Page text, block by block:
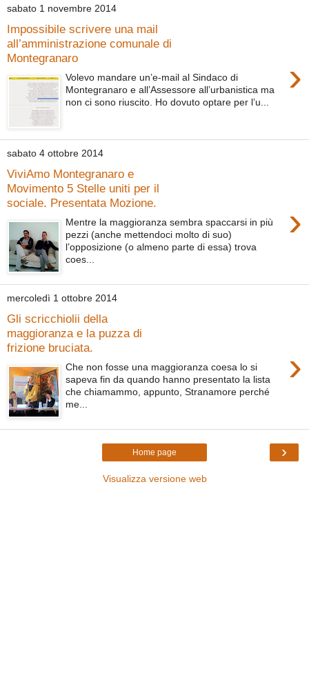
sabato 1 novembre 2014
Impossibile scrivere una mail
all’amministrazione comunale di
Montegranaro
›
Volevo mandare un’e-mail al Sindaco di
Montegranaro e all’Assessore all’urbanistica ma
non ci sono riuscito. Ho dovuto optare per l’u...
sabato 4 ottobre 2014
ViviAmo Montegranaro e
Movimento 5 Stelle uniti per il
sociale. Presentata Mozione.
›
Mentre la maggioranza sembra spaccarsi in più
pezzi (anche mettendoci molto di suo)
l’opposizione (o almeno parte di essa) trova
coes...
mercoledì 1 ottobre 2014
Gli scricchiolii della
maggioranza e la puzza di
frizione bruciata.
›
Che non fosse una maggioranza coesa lo si
sapeva fin da quando hanno presentato la lista
che chiamammo, appunto, Stranamore perché
me...
›
Home page
Visualizza versione web